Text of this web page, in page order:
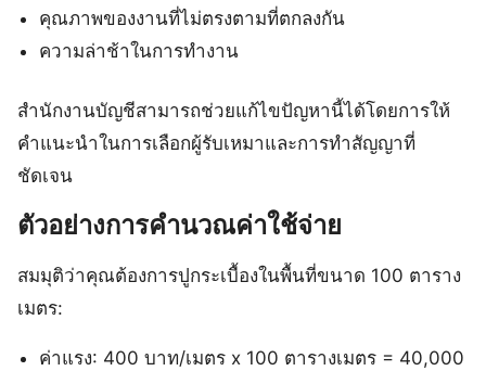
คุณภาพของงานที่ไม่ตรงตามที่ตกลงกัน
ความล่าช้าในการทำงาน
สำนักงานบัญชีสามารถช่วยแก้ไขปัญหานี้ได้โดยการให้
คำแนะนำในการเลือกผู้รับเหมาและการทำสัญญาที่
ชัดเจน
ตัวอย่างการคำนวณค่าใช้จ่าย
สมมุติว่าคุณต้องการปูกระเบื้องในพื้นที่ขนาด 100 ตาราง
เมตร:
ค่าแรง: 400 บาท/เมตร x 100 ตารางเมตร = 40,000